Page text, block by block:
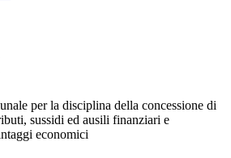
per la disciplina della concessione di
sussidi ed ausili finanziari e
economici